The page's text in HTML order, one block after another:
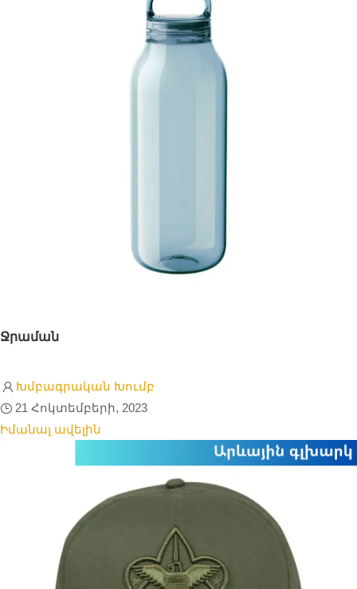
Ջրաման
Խմբագրական Խումբ
21 Հոկտեմբերի, 2023
Իմանալ ավելին